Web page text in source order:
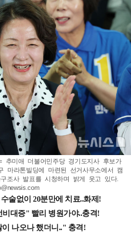
추미애 더불어민주당 경기도지사 후보가
마라톤빌딩에 마련된 선거사무소에서 캠
조사 발표를 시청하며 밝게 웃고 있다.